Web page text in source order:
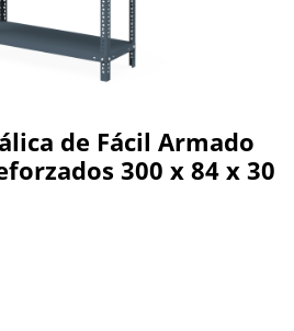
de Fácil Armado
300 x 84 x 30